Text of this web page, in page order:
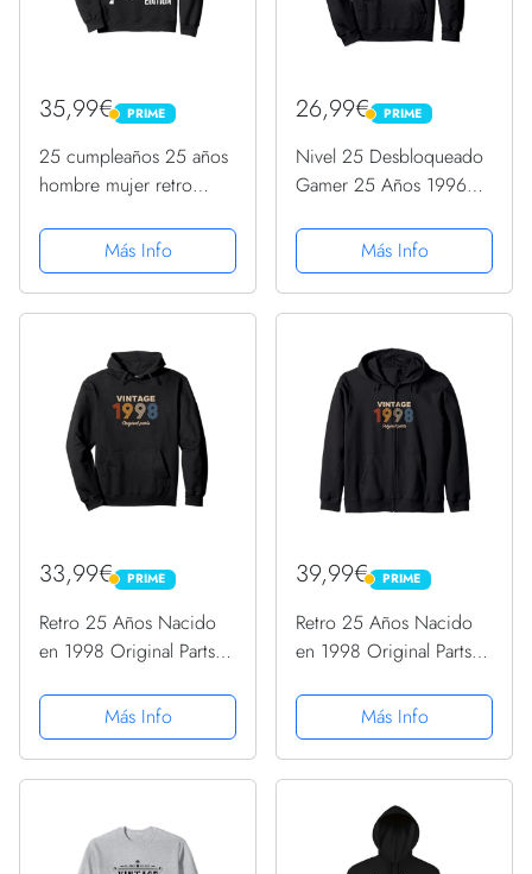
35,99€ PRIME
PRIME
25 cumpleaños 25 años
hombre mujer retro
SudaderaMás Info
26,99€ PRIME
PRIME
Nivel 25 Desbloqueado
Gamer 25 Años 1996
Sudadera con Capucha
Más Info
33,99€ PRIME
PRIME
Retro 25 Años Nacido
en 1998 Original Parts
Sudadera con Capucha
Más Info
39,99€ PRIME
PRIME
Retro 25 Años Nacido
en 1998 Original Parts
Sudadera con Capucha
Más Info